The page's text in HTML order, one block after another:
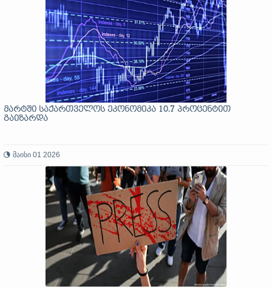
მარტში საქართველოს ეკონომიკა 10.7 პროცენტით
გაიზარდა
მაისი 01 2026